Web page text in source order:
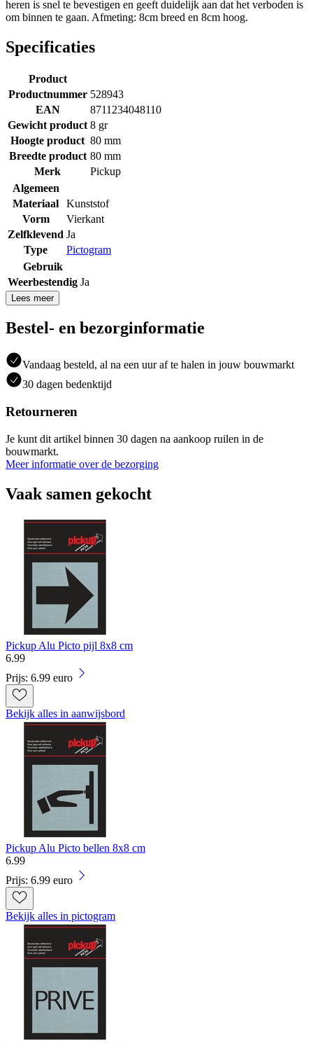
heren is snel te bevestigen en geeft duidelijk aan dat het verboden is
om binnen te gaan. Afmeting: 8cm breed en 8cm hoog.
Specificaties
Product
Productnummer 528943
EAN
8711234048110
Gewicht product 8 gr
Hoogte product 80 mm
Breedte product 80 mm
Merk
Pickup
Algemeen
Materiaal
Kunststof
Vorm
Vierkant
Zelfklevend Ja
Type
Pictogram
Gebruik
Weerbestendig Ja
Lees meer
Bestel- en bezorginformatie
Vandaag besteld, al na een uur af te halen in jouw bouwmarkt
30 dagen bedenktijd
Retourneren
Je kunt dit artikel binnen 30 dagen na aankoop ruilen in de
bouwmarkt.
Meer informatie over de bezorging
Vaak samen gekocht
Pickup Alu Picto pijl 8x8 cm
6.99
Prijs: 6.99 euro
Bekijk alles in aanwijsbord
Pickup Alu Picto bellen 8x8 cm
6.99
Prijs: 6.99 euro
Bekijk alles in pictogram